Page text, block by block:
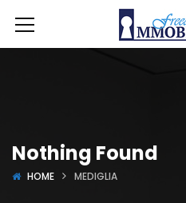
Nothing Found
HOME MEDIGLIA